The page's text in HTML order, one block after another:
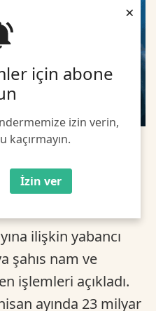
için abone
izin verin,
kaçırmayın.
İzin ver
×
ilişkin yabancı
şahıs nam ve
işlemleri açıkladı.
ayında 23 milyar